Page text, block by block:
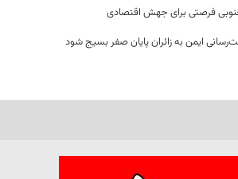
فرصتی برای جهش اقتصادی
ایمن به زائران پایان صفر بسیج شود